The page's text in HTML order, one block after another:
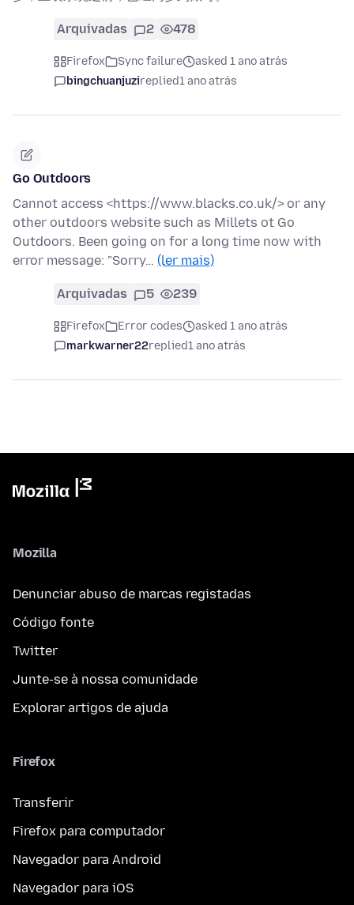
Arquivadas 2 478
Firefox Sync failure
asked 1 ano atrás
bingchuanjuzireplied1 ano atrás
Go Outdoors
Cannot access <https://www.blacks.co.uk/> or any
other outdoors website such as Millets ot Go
Outdoors. Been going on for a long time now with
error message: "Sorry… (ler mais)
Arquivadas 5 239
Firefox Error codes
asked 1 ano atrás
markwarner22replied1 ano atrás
Mozilla
Denunciar abuso de marcas registadas
Código fonte
Twitter
Junte-se à nossa comunidade
Explorar artigos de ajuda
Firefox
Transferir
Firefox para computador
Navegador para Android
Navegador para iOS